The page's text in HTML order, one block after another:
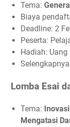
Tema:
Biaya
Deadline: 2
Peserta:
Hadiah:
Lomba Esai
Tema:
Mengatasi